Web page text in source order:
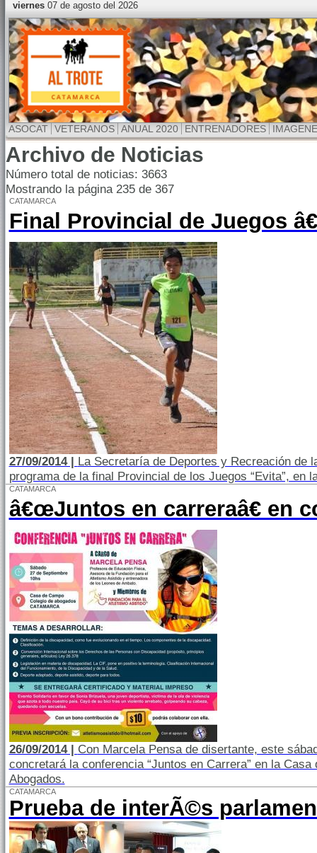
viernes07 de agosto del 2026
ASOCAT VETERANOS ANUAL 2020 ENTRENADORES
Archivo de Noticias
Número total de noticias: 3663
Mostrando la página 235 de 367
CATAMARCA
Final Provincial de Juegos
27/09/2014 | La Secretaría de Deportes y Recreación de
programa de la final Provincial de los Juegos “Evita”, en
CATAMARCA
â€œJuntos en carreraâ€ en
26/09/2014 | Con Marcela Pensa de disertante, este
concretará la conferencia “Juntos en Carrera” en la Casa
Abogados.
CATAMARCA
Prueba de interÃ©s